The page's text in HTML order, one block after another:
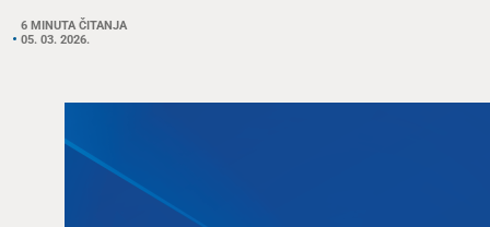
6 MINUTA ČITANJA
05. 03. 2026.